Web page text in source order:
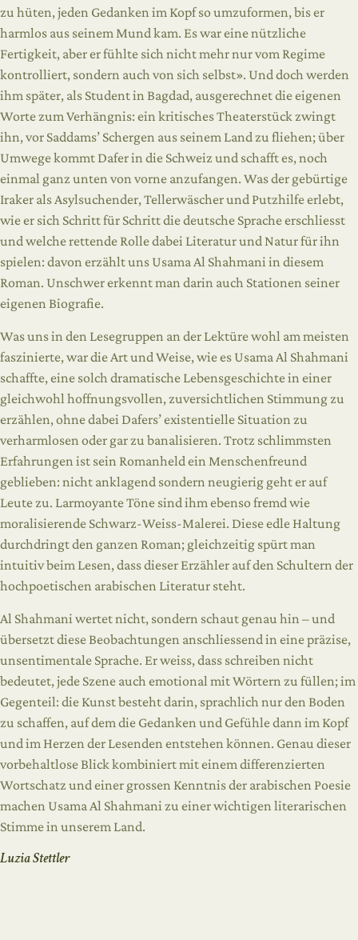
zu hüten, jeden Gedanken im Kopf so umzuformen, bis er
harmlos aus seinem Mund kam. Es war eine nützliche
Fertigkeit, aber er fühlte sich nicht mehr nur vom Regime
kontrolliert, sondern auch von sich selbst». Und doch werden
ihm später, als Student in Bagdad, ausgerechnet die eigenen
Worte zum Verhängnis: ein kritisches Theaterstück zwingt
ihn, vor Saddams’ Schergen aus seinem Land zu fliehen; über
Umwege kommt Dafer in die Schweiz und schafft es, noch
einmal ganz unten von vorne anzufangen. Was der gebürtige
Iraker als Asylsuchender, Tellerwäscher und Putzhilfe erlebt,
wie er sich Schritt für Schritt die deutsche Sprache erschliesst
und welche rettende Rolle dabei Literatur und Natur für ihn
spielen: davon erzählt uns Usama Al Shahmani in diesem
Roman. Unschwer erkennt man darin auch Stationen seiner
eigenen Biografie.
Was uns in den Lesegruppen an der Lektüre wohl am meisten
faszinierte, war die Art und Weise, wie es Usama Al Shahmani
schaffte, eine solch dramatische Lebensgeschichte in einer
gleichwohl hoffnungsvollen, zuversichtlichen Stimmung zu
erzählen, ohne dabei Dafers’ existentielle Situation zu
verharmlosen oder gar zu banalisieren. Trotz schlimmsten
Erfahrungen ist sein Romanheld ein Menschenfreund
geblieben: nicht anklagend sondern neugierig geht er auf
Leute zu. Larmoyante Töne sind ihm ebenso fremd wie
moralisierende Schwarz-Weiss-Malerei. Diese edle Haltung
durchdringt den ganzen Roman; gleichzeitig spürt man
intuitiv beim Lesen, dass dieser Erzähler auf den Schultern der
hochpoetischen arabischen Literatur steht.
Al Shahmani wertet nicht, sondern schaut genau hin – und
übersetzt diese Beobachtungen anschliessend in eine präzise,
unsentimentale Sprache. Er weiss, dass schreiben nicht
bedeutet, jede Szene auch emotional mit Wörtern zu füllen; im
Gegenteil: die Kunst besteht darin, sprachlich nur den Boden
zu schaffen, auf dem die Gedanken und Gefühle dann im Kopf
und im Herzen der Lesenden entstehen können. Genau dieser
vorbehaltlose Blick kombiniert mit einem differenzierten
Wortschatz und einer grossen Kenntnis der arabischen Poesie
machen Usama Al Shahmani zu einer wichtigen literarischen
Stimme in unserem Land.
Luzia Stettler